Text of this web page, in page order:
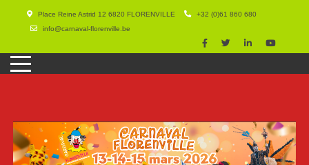
Place Reine Astrid 12 6820 FLORENVILLE
+32 (0)61 860 680
info@carnaval-florenville.be